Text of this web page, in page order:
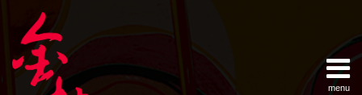
content
menu
Example Link
China Banking Regulatory
China Insurance Regulatory
China Securities Regulatory
General Administration of Customs
Ministry of Commerce
National Development and Reform
Pacific Rim Advisory Council
State Administration for Industry &
State Administration of Foreign
Supreme People’s Court
World Law Group
RSS
LinkedIn
Weibo